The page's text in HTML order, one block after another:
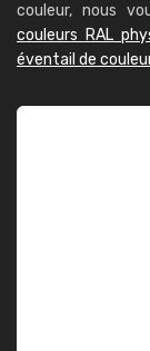
couleur, nous
couleurs RAL
éventail de